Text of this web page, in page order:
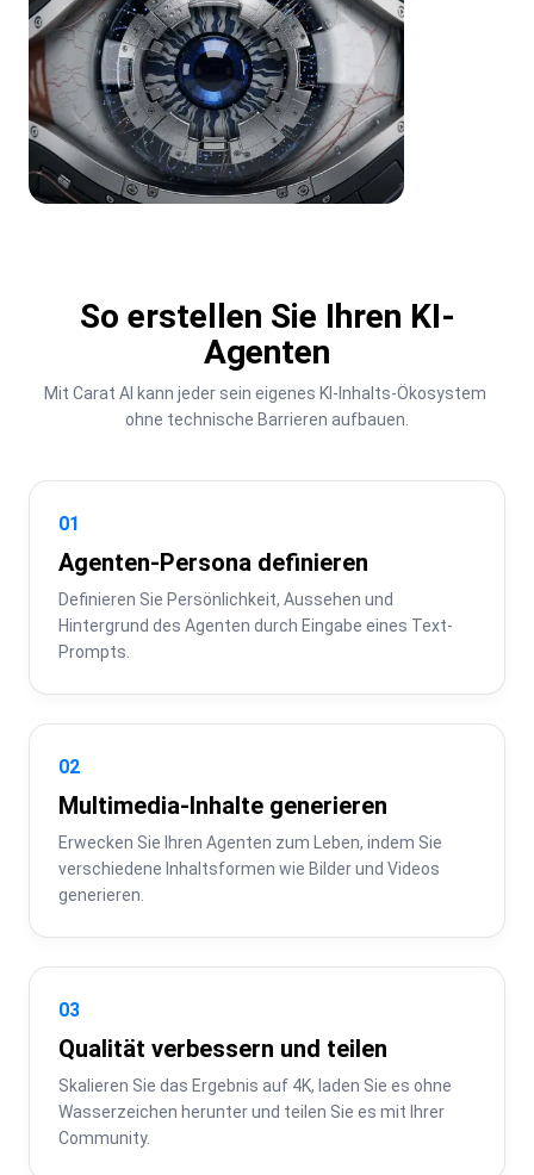
So erstellen Sie Ihren KI-
Agenten
Mit Carat AI kann jeder sein eigenes KI-Inhalts-Ökosystem
ohne technische Barrieren aufbauen.
01
Agenten-Persona definieren
Definieren Sie Persönlichkeit, Aussehen und
Hintergrund des Agenten durch Eingabe eines Text-
Prompts.
02
Multimedia-Inhalte generieren
Erwecken Sie Ihren Agenten zum Leben, indem Sie
verschiedene Inhaltsformen wie Bilder und Videos
generieren.
03
Qualität verbessern und teilen
Skalieren Sie das Ergebnis auf 4K, laden Sie es ohne
Wasserzeichen herunter und teilen Sie es mit Ihrer
Community.